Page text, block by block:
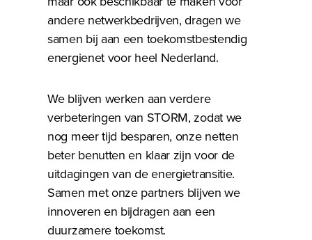
andere netwerkbedrijven, dragen we
samen bij aan een toekomstbestendig
energienet voor heel Nederland.
We blijven werken aan verdere
verbeteringen van STORM, zodat we
nog meer tijd besparen, onze netten
beter benutten en klaar zijn voor de
uitdagingen van de energietransitie.
Samen met onze partners blijven we
innoveren en bijdragen aan een
duurzamere toekomst.